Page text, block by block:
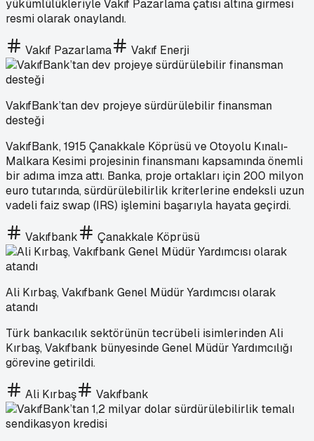
yükümlülükleriyle Vakıf Pazarlama çatısı altına girmesi
resmi olarak onaylandı.
Vakıf Pazarlama Vakıf Enerji
VakıfBank’tan dev projeye sürdürülebilir finansman
desteği
VakıfBank, 1915 Çanakkale Köprüsü ve Otoyolu Kınalı-
Malkara Kesimi projesinin finansmanı kapsamında önemli
bir adıma imza attı. Banka, proje ortakları için 200 milyon
euro tutarında, sürdürülebilirlik kriterlerine endeksli uzun
vadeli faiz swap (IRS) işlemini başarıyla hayata geçirdi.
Vakıfbank Çanakkale Köprüsü
Ali Kırbaş, Vakıfbank Genel Müdür Yardımcısı olarak
atandı
Türk bankacılık sektörünün tecrübeli isimlerinden Ali
Kırbaş, Vakıfbank bünyesinde Genel Müdür Yardımcılığı
görevine getirildi.
Ali Kırbaş Vakıfbank